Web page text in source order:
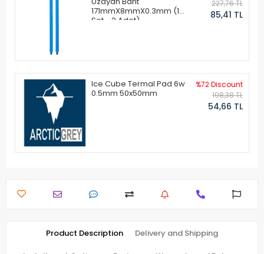
171mmX8mmX0.3mm (1
Set - 2 Adet)
227,76 TL
85,41 TL
Ice Cube Termal Pad 6w
0.5mm 50x50mm
%72 Discount
198,38 TL
54,66 TL
Product Description Delivery and Shipping